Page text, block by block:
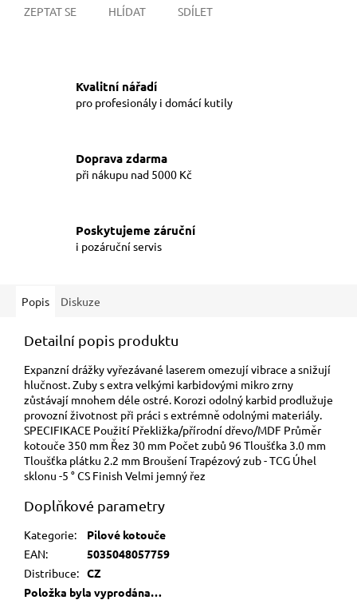
ZEPTAT SE HLÍDAT SDÍLET
Kvalitní nářadí
pro profesionály i domácí kutily
Doprava zdarma
při nákupu nad 5000 Kč
Poskytujeme záruční
i pozáruční servis
Popis Diskuze
Detailní popis produktu
Expanzní drážky vyřezávané laserem omezují vibrace a snižují
hlučnost. Zuby s extra velkými karbidovými mikro zrny
zůstávají mnohem déle ostré. Korozi odolný karbid prodlužuje
provozní životnost při práci s extrémně odolnými materiály.
SPECIFIKACE Použití Překližka/přírodní dřevo/MDF Průměr
kotouče 350 mm Řez 30 mm Počet zubů 96 Tloušťka 3.0 mm
Tloušťka plátku 2.2 mm Broušení Trapézový zub - TCG Úhel
sklonu -5 ° CS Finish Velmi jemný řez
Doplňkové parametry
Kategorie:
Pilové kotouče
EAN:
5035048057759
Distribuce: CZ
Položka byla vyprodána…